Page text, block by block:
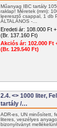
Műanyag IBC tartály
raklap! Méretek (mm):
leeresztő csappal, 1 db
ÁLTALÁNOS -…
Eredeti ár: 108.000 Ft
(Br. 137.160 Ft)
Akciós ár: 102.000 Ft
(Br. 129.540 Ft)
2.4. <> 1000 liter,
tartály /…
ADR-es, UN minősített,
literes, veszélyes
bizonyítványt